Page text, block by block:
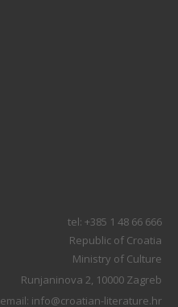
tel: +385 1 48 66 666
Republic of Croatia
Ministry of Culture
Runjaninova 2, 10000 Zagreb
email: info@croatian-literature.hr